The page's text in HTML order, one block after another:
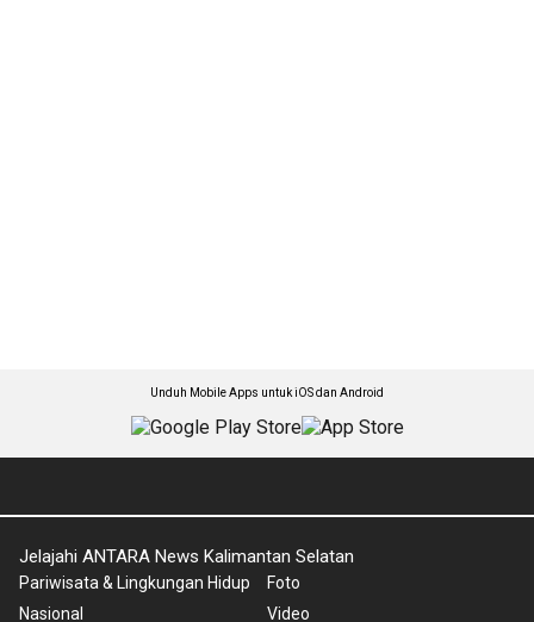
Unduh Mobile Apps untuk iOS dan Android
Jelajahi ANTARA News Kalimantan Selatan
Pariwisata & Lingkungan Hidup
Nasional
Foto
Video